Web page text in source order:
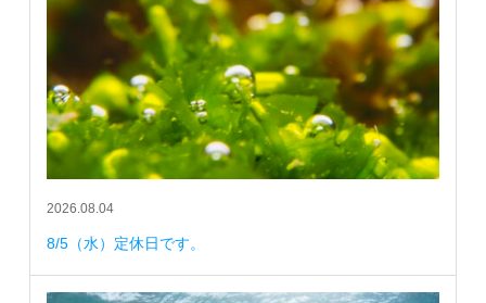
2026.08.04
8/5（水）定休日です。